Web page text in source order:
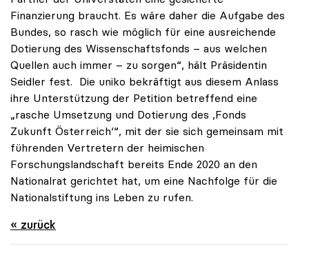
Finanzierung braucht. Es wäre daher die Aufgabe des
Bundes, so rasch wie möglich für eine ausreichende
Dotierung des Wissenschaftsfonds – aus welchen
Quellen auch immer – zu sorgen“, hält Präsidentin
Seidler fest. Die uniko bekräftigt aus diesem Anlass
ihre Unterstützung der Petition betreffend eine
„rasche Umsetzung und Dotierung des ,Fonds
Zukunft Österreich‘“, mit der sie sich gemeinsam mit
führenden Vertretern der heimischen
Forschungslandschaft bereits Ende 2020 an den
Nationalrat gerichtet hat, um eine Nachfolge für die
Nationalstiftung ins Leben zu rufen.
« zurück